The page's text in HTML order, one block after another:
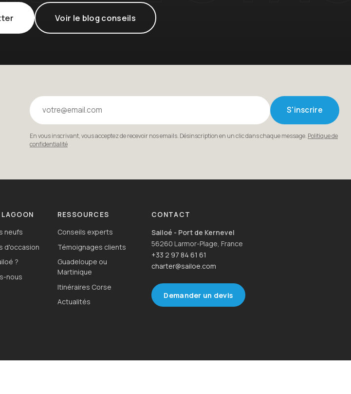
Voir le blog conseils
Votre email
S'inscrire
En vous inscrivant, vous acceptez de recevoir nos emails. Désinscription en un clic dans chaque message. Politique de
confidentialité
neufs
d'occasion
?
nous
RESSOURCES
Conseils experts
Témoignages clients
Guadeloupe ou
Martinique
Itinéraires Corse
Actualités
CONTACT
Sailoé - Port de Kernevel
56260 Larmor-Plage, France
+33 2 97 84 61 61
charter@sailoe.com
Demander un devis